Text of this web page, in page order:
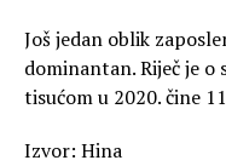
Još jedan oblik
dominantan. Riječ je o
tisućom u 2020. čine
Izvor: Hina